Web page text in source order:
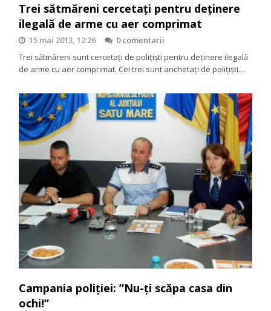
Trei sătmăreni cercetați pentru deţinere
ilegală de arme cu aer comprimat
15 mai 2013, 12:26
0 comentarii
Trei sătmăreni sunt cercetați de polițiști pentru deținere ilegală
de arme cu aer comprimat. Cei trei sunt anchetaţi de poliţişti…
Campania poliției: ”Nu-ți scăpa casa din
ochi!”